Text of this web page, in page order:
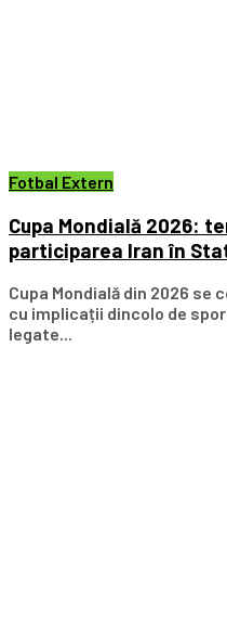
Fotbal Extern
Cupa Mondială 2026:
participarea Iran în
Cupa Mondială din 2026 se
cu implicații dincolo de
legate...